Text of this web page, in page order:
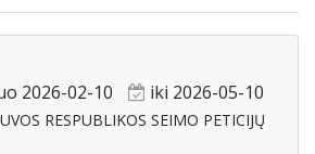
2026-02-10 iki 2026-05-10
RESPUBLIKOS SEIMO PETICIJŲ